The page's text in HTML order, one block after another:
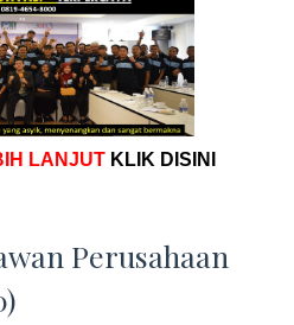
LANJUT KLIK DISINI
Perusahaan